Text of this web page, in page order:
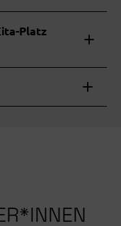
Platz